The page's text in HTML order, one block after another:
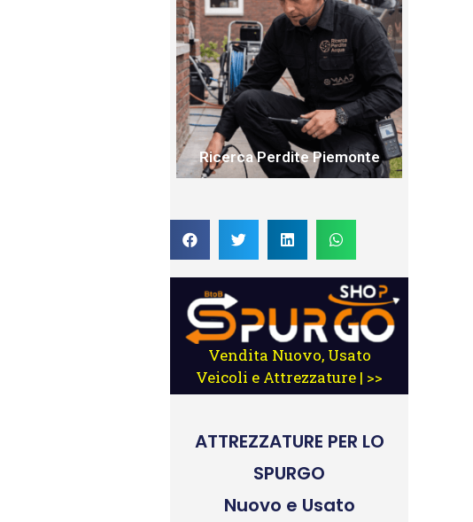
Ricerca Perdite Piemonte
Vendita Nuovo, Usato
Veicoli e Attrezzature | >>
ATTREZZATURE PER LO
SPURGO
Nuovo e Usato